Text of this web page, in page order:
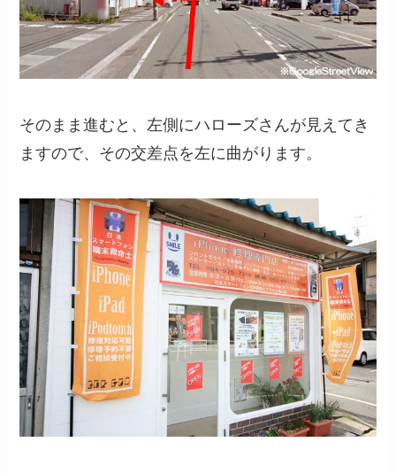
そのまま進むと、左側にハローズさんが見えてき
ますので、その交差点を左に曲がります。